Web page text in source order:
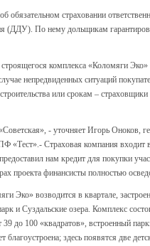
обязательном страховании
(ДДУ). По нему дольщикам
комплекса «Коломяги Эко»
непредвиденных ситуаций
или срокам –
- уточняет Игорь Оноков,
«Тест».- Страховая компания входит
нам кредит для покупки
проекта финансисты полностью
Эко» возводится в квартале,
и Суздальские озера. Комплекс
до 100 «квадратов», встроенный
благоустроена; здесь появятся две